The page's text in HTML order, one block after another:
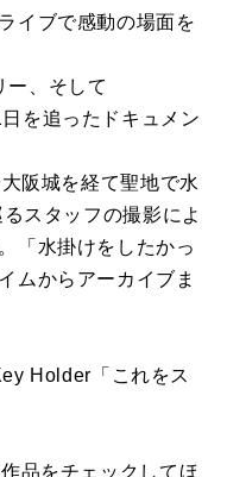
イブで感動の場面を
ー、そして
を追ったドキュメン
阪城を経て聖地で水
スタッフの撮影によ
「水掛けをしたかっ
ムからアーカイブま
Holder「これをス
品をチェックしてほ